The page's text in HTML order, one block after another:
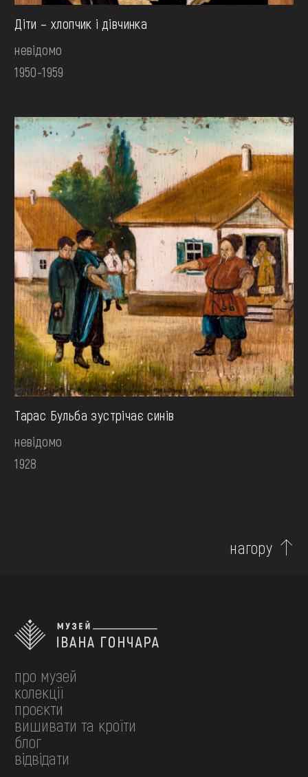
Діти – хлопчик і дівчинка
невідомо
1950-1959
Тарас Бульба зустрічає синів
невідомо
1928
нагору
про музей
колекції
проєкти
вишивати та кроїти
блог
відвідати